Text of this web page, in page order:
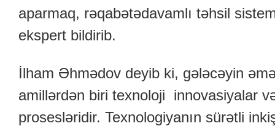
aparmaq, rəqabətədavamlı təhsil
ekspert bildirib.
İlham Əhmədov deyib ki, gələcəyin
amillərdən biri texnoloji innovasiyalar
prosesləridir. Texnologiyanın sürətli